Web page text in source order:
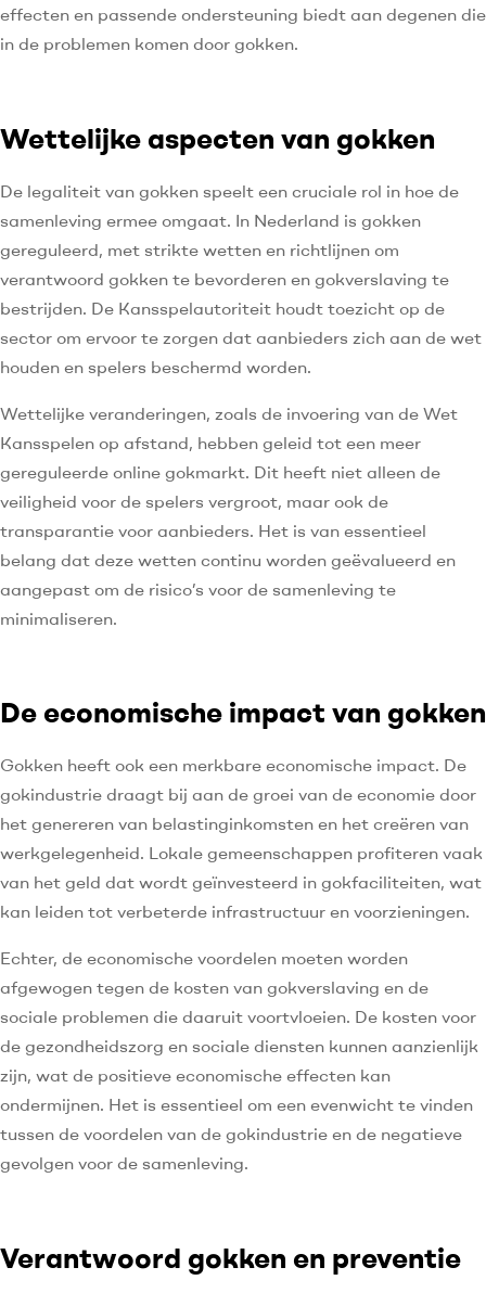
effecten en passende ondersteuning biedt aan degenen die
in de problemen komen door gokken.
Wettelijke aspecten van gokken
De legaliteit van gokken speelt een cruciale rol in hoe de
samenleving ermee omgaat. In Nederland is gokken
gereguleerd, met strikte wetten en richtlijnen om
verantwoord gokken te bevorderen en gokverslaving te
bestrijden. De Kansspelautoriteit houdt toezicht op de
sector om ervoor te zorgen dat aanbieders zich aan de wet
houden en spelers beschermd worden.
Wettelijke veranderingen, zoals de invoering van de Wet
Kansspelen op afstand, hebben geleid tot een meer
gereguleerde online gokmarkt. Dit heeft niet alleen de
veiligheid voor de spelers vergroot, maar ook de
transparantie voor aanbieders. Het is van essentieel
belang dat deze wetten continu worden geëvalueerd en
aangepast om de risico’s voor de samenleving te
minimaliseren.
De economische impact van gokken
Gokken heeft ook een merkbare economische impact. De
gokindustrie draagt bij aan de groei van de economie door
het genereren van belastinginkomsten en het creëren van
werkgelegenheid. Lokale gemeenschappen profiteren vaak
van het geld dat wordt geïnvesteerd in gokfaciliteiten, wat
kan leiden tot verbeterde infrastructuur en voorzieningen.
Echter, de economische voordelen moeten worden
afgewogen tegen de kosten van gokverslaving en de
sociale problemen die daaruit voortvloeien. De kosten voor
de gezondheidszorg en sociale diensten kunnen aanzienlijk
zijn, wat de positieve economische effecten kan
ondermijnen. Het is essentieel om een evenwicht te vinden
tussen de voordelen van de gokindustrie en de negatieve
gevolgen voor de samenleving.
Verantwoord gokken en preventie